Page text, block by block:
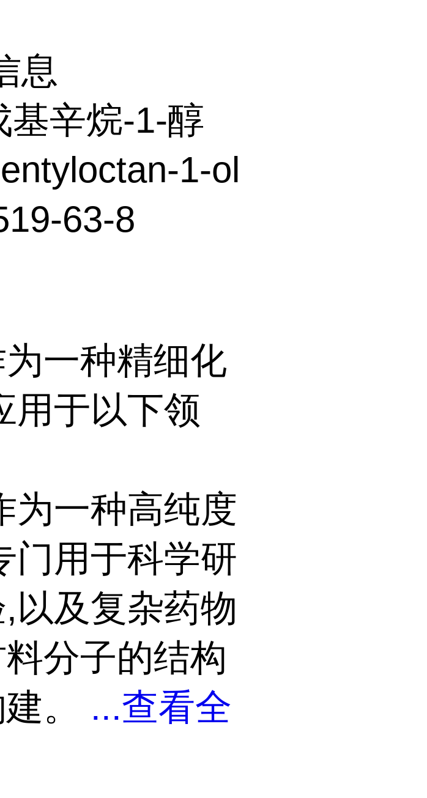
息
基辛烷-1-醇
1-ol
63-8
一种精细化
用于以下领
为一种高纯度
门用于科学研
以及复杂药物
分子的结构
。 ...查看全